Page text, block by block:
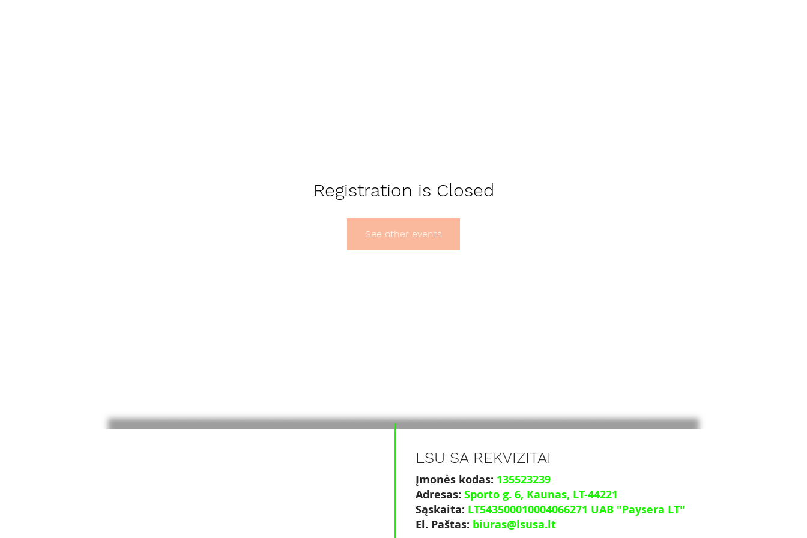
Registration is Closed
See other events
Įmonės kodas: 135523239
Adresas: Sporto g. 6, Kaunas, LT-44221
Sąskaita: LT543500010004066271 UAB "Paysera LT"
El. Paštas: biuras@lsusa.lt
LSU SA REKVIZITAI